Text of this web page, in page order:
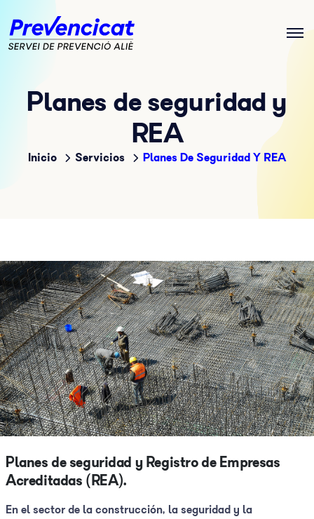
Planes de seguridad y
REA
Inicio Servicios Planes De Seguridad Y REA
Planes de seguridad y Registro de Empresas
Acreditadas (REA).
En el sector de la construcción, la seguridad y la